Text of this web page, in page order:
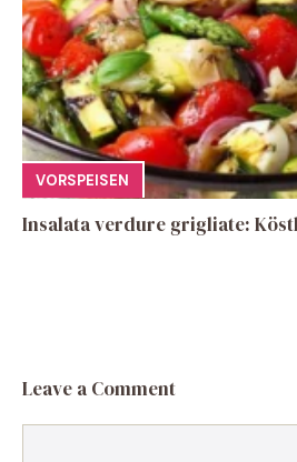
VORSPEISEN
Insalata verdure grigliate:
Leave a Comment